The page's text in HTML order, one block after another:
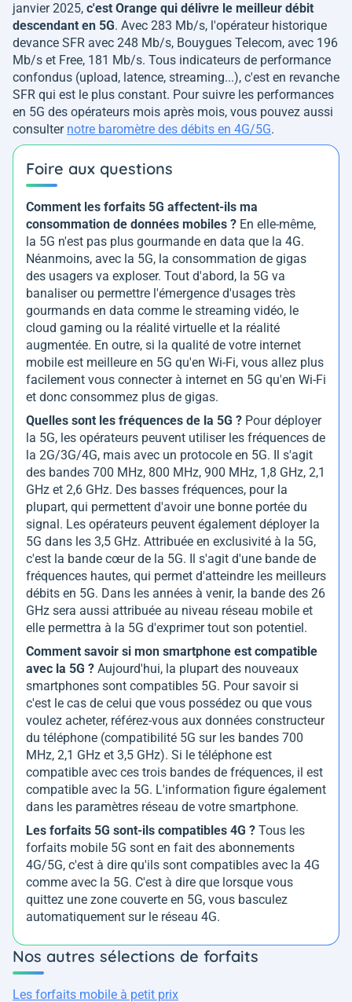
janvier 2025, c'est Orange qui délivre le meilleur débit
descendant en 5G. Avec 283 Mb/s, l'opérateur historique
devance SFR avec 248 Mb/s, Bouygues Telecom, avec 196
Mb/s et Free, 181 Mb/s. Tous indicateurs de performance
confondus (upload, latence, streaming...), c'est en revanche
SFR qui est le plus constant. Pour suivre les performances
en 5G des opérateurs mois après mois, vous pouvez aussi
consulter notre baromètre des débits en 4G/5G.
Foire aux questions
Comment les forfaits 5G affectent-ils ma
consommation de données mobiles ? En elle-même,
la 5G n'est pas plus gourmande en data que la 4G.
Néanmoins, avec la 5G, la consommation de gigas
des usagers va exploser. Tout d'abord, la 5G va
banaliser ou permettre l'émergence d'usages très
gourmands en data comme le streaming vidéo, le
cloud gaming ou la réalité virtuelle et la réalité
augmentée. En outre, si la qualité de votre internet
mobile est meilleure en 5G qu'en Wi-Fi, vous allez plus
facilement vous connecter à internet en 5G qu'en Wi-Fi
et donc consommez plus de gigas.
Quelles sont les fréquences de la 5G ? Pour déployer
la 5G, les opérateurs peuvent utiliser les fréquences de
la 2G/3G/4G, mais avec un protocole en 5G. Il s'agit
des bandes 700 MHz, 800 MHz, 900 MHz, 1,8 GHz, 2,1
GHz et 2,6 GHz. Des basses fréquences, pour la
plupart, qui permettent d'avoir une bonne portée du
signal. Les opérateurs peuvent également déployer la
5G dans les 3,5 GHz. Attribuée en exclusivité à la 5G,
c'est la bande cœur de la 5G. Il s'agit d'une bande de
fréquences hautes, qui permet d'atteindre les meilleurs
débits en 5G. Dans les années à venir, la bande des 26
GHz sera aussi attribuée au niveau réseau mobile et
elle permettra à la 5G d'exprimer tout son potentiel.
Comment savoir si mon smartphone est compatible
avec la 5G ? Aujourd'hui, la plupart des nouveaux
smartphones sont compatibles 5G. Pour savoir si
c'est le cas de celui que vous possédez ou que vous
voulez acheter, référez-vous aux données constructeur
du téléphone (compatibilité 5G sur les bandes 700
MHz, 2,1 GHz et 3,5 GHz). Si le téléphone est
compatible avec ces trois bandes de fréquences, il est
compatible avec la 5G. L'information figure également
dans les paramètres réseau de votre smartphone.
Les forfaits 5G sont-ils compatibles 4G ? Tous les
forfaits mobile 5G sont en fait des abonnements
4G/5G, c'est à dire qu'ils sont compatibles avec la 4G
comme avec la 5G. C'est à dire que lorsque vous
quittez une zone couverte en 5G, vous basculez
automatiquement sur le réseau 4G.
Nos autres sélections de forfaits
Les forfaits mobile à petit prix